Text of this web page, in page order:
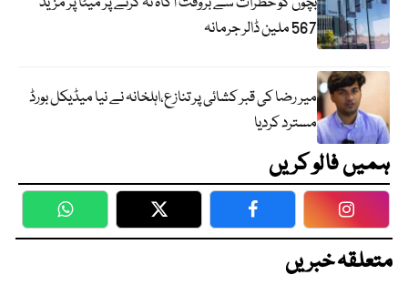
567 ملین ڈالر جرمانہ
میر رضا کی قبر کشائی پر تنازع،اہلخانہ نے نیا میڈیکل بورڈ
مسترد کردیا
ہمیں فالو کریں
WhatsApp Twitter Facebook
متعلقہ خبریں